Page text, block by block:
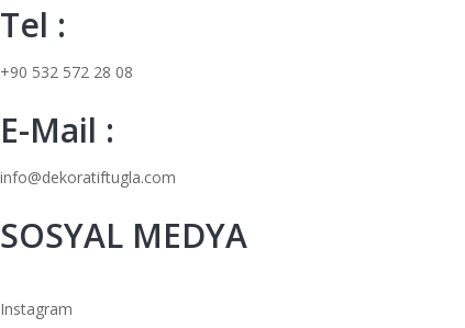
Tel :
+90 532 572 28 08
E-Mail :
info@dekoratiftugla.com
SOSYAL MEDYA
Instagram